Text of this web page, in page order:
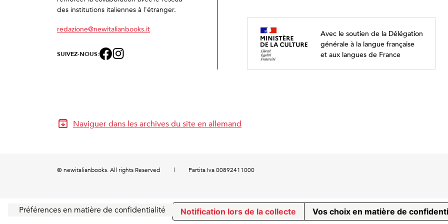
des institutions italiennes à l'étranger.
redazione@newitalianbooks.it
SUIVEZ-NOUS:
Avec le soutien de la Délégation
générale à la langue française
et aux langues de France
Naviguer dans les archives du site en allemand
© newitalianbooks. All rights Reserved Partita Iva 00892411000
Notification lors de la collecte Vos choix en matière de